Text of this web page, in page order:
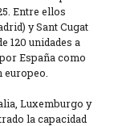
Entre ellos
y Sant Cugat
120 unidades a
España como
Luxemburgo y
la capacidad